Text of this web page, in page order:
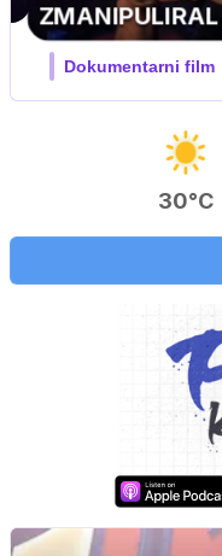
MOJ PRIJATELJ
Film meseca /
30°C